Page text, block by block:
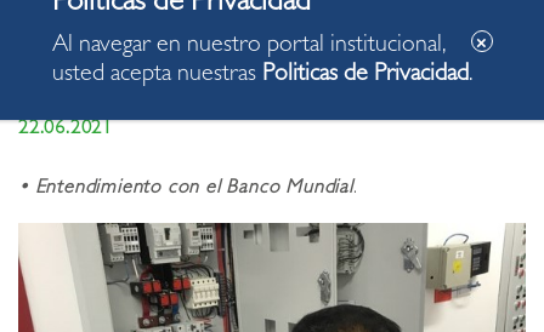
de Seguridad en
Edificaciones
22.06.2021
• Entendimiento con el Banco Mundial.
Al navegar en nuestro portal institucional,
usted acepta nuestras Politicas de Privacidad.